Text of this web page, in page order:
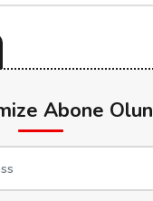
Abone Olun